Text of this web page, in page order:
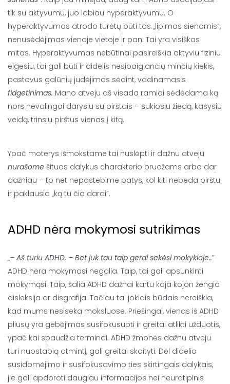
tik su aktyvumu, juo labiau hyperaktyvumu. O
hyperaktyvumas atrodo turėtų būti tas „lipimas sienomis”,
nenusėdėjimas vienoje vietoje ir pan. Tai yra visiškas
mitas. Hyperaktyvumas nebūtinai pasireiškia aktyviu fiziniu
elgesiu, tai gali būti ir didelis nesibaigiančių minčių kiekis,
pastovus galūnių judėjimas sėdint, vadinamasis
fidgetinimas. Mano atveju aš visada ramiai sėdėdama ką
nors nevalingai darysiu su pirštais – sukiosiu žiedą, kasysiu
veidą, trinsiu pirštus vienas į kitą.
Ypač moterys išmokstame tai nuslėpti ir dažnu atveju
nurašome šituos dalykus charakterio bruožams arba dar
dažniau – to net nepastebime patys, kol kiti nebeda pirštu
ir paklausia „ką tu čia darai”.
ADHD nėra mokymosi sutrikimas
„– Aš turiu ADHD. – Bet juk tau taip gerai sekėsi mokykloje..”
ADHD nėra mokymosi negalia. Taip, tai gali apsunkinti
mokymąsi. Taip, šalia ADHD dažnai kartu koja kojon žengia
disleksija ar disgrafija. Tačiau tai jokiais būdais nereiškia,
kad mums nesiseka moksluose. Priešingai, vienas iš ADHD
pliusų yra gebėjimas susifokusuoti ir greitai atlikti užduotis,
ypač kai spaudžia terminai. ADHD žmonės dažnu atveju
turi nuostabią atmintį, gali greitai skaityti. Dėl didelio
susidomėjimo ir susifokusavimo ties skirtingais dalykais,
jie gali apdoroti daugiau informacijos nei neurotipinis